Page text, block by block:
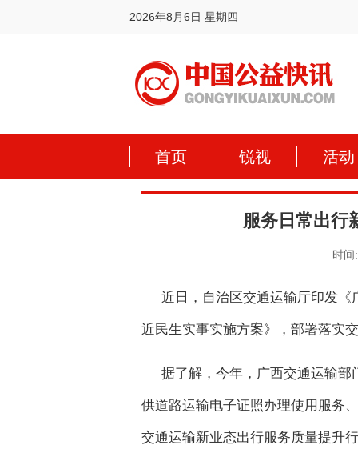
2026年8月6日 星期四
首页 锐视 活动
服务日常出行
时
近日，自治区交通运输厅印发《
近民生实事实施方案》，部署落实
据了解，今年，广西交通运输
供道路运输电子证照办理使用服务
交通运输新业态出行服务质量提升